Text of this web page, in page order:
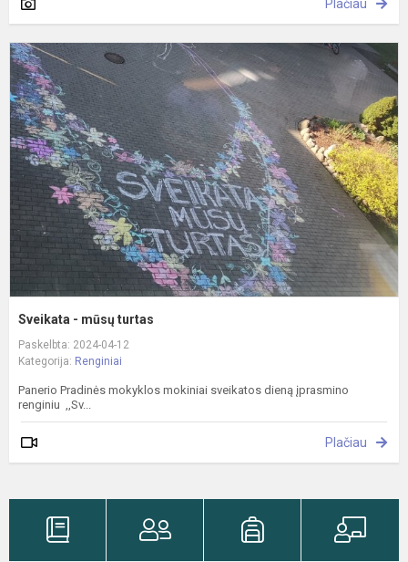
Plačiau
Sveikata - mūsų turtas
Paskelbta: 2024-04-12
Kategorija: Renginiai
Panerio Pradinės mokyklos mokiniai sveikatos dieną įprasmino
renginiu ,,Sv...
Plačiau